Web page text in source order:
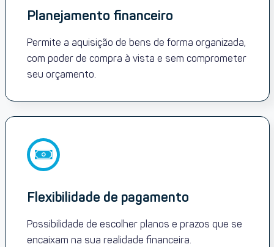
Planejamento financeiro
Permite a aquisição de bens de forma organizada,
com poder de compra à vista e sem comprometer
seu orçamento.
Flexibilidade de pagamento
Possibilidade de escolher planos e prazos que se
encaixam na sua realidade financeira.